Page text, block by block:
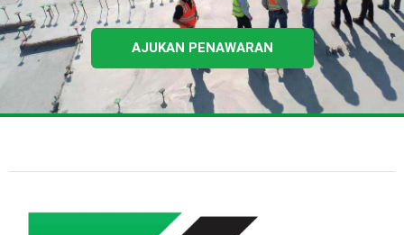
AJUKAN PENAWARAN